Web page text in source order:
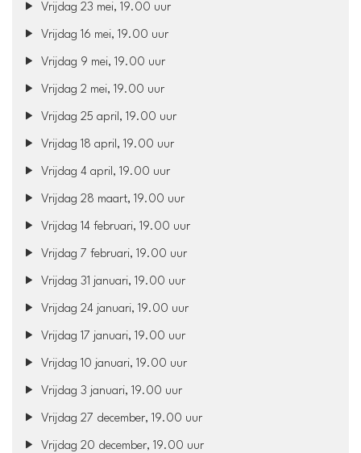
Vrijdag 23 mei, 19.00 uur
Vrijdag 16 mei, 19.00 uur
Vrijdag 9 mei, 19.00 uur
Vrijdag 2 mei, 19.00 uur
Vrijdag 25 april, 19.00 uur
Vrijdag 18 april, 19.00 uur
Vrijdag 4 april, 19.00 uur
Vrijdag 28 maart, 19.00 uur
Vrijdag 14 februari, 19.00 uur
Vrijdag 7 februari, 19.00 uur
Vrijdag 31 januari, 19.00 uur
Vrijdag 24 januari, 19.00 uur
Vrijdag 17 januari, 19.00 uur
Vrijdag 10 januari, 19.00 uur
Vrijdag 3 januari, 19.00 uur
Vrijdag 27 december, 19.00 uur
Vrijdag 20 december, 19.00 uur